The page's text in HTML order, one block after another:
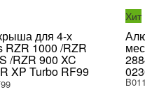
для 4-х
RZR 1000 /RZR
/RZR 900 XC
XP Turbo RF99
Хит